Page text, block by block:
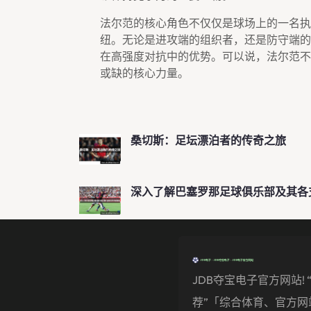
法尔范的核心角色不仅仅是球场上的一名
纽。无论是进攻端的组织者，还是防守端
在高强度对抗中的优势。可以说，法尔范
或缺的核心力量。
桑切斯：足坛漂泊者的传奇之旅
深入了解巴塞罗那足球俱乐部及其
JDB夺宝电子官方网站!
荐”「综合体育、官方